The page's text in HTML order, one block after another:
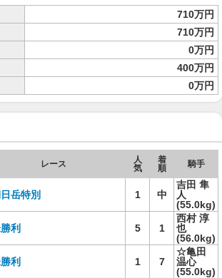
710万円
710万円
0万円
400万円
0万円
レース
人
気
着
順
騎手
岳特別 1 中
吉田 隼
人
(55.0kg)
利 5 1
西村 淳
也
(56.0kg)
利 1 7
☆亀田
温心
(55.0kg)